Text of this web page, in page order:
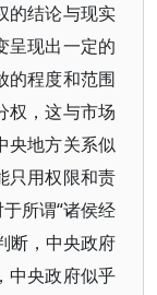
的结论与现实
呈现出一定的
的程度和范围
，这与市场
央地方关系似
只用权限和责
所谓“诸侯经
断，中央政府
中央政府似乎